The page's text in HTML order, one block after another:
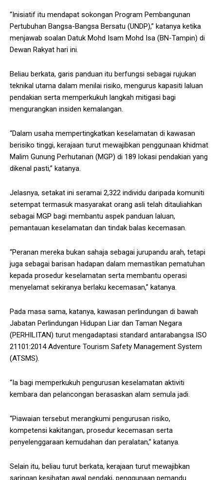
“Inisiatif itu mendapat sokongan Program Pembangunan
Pertubuhan Bangsa-Bangsa Bersatu (UNDP),” katanya ketika
menjawab soalan Datuk Mohd Isam Mohd Isa (BN-Tampin) di
Dewan Rakyat hari ini.
Beliau berkata, garis panduan itu berfungsi sebagai rujukan
teknikal utama dalam menilai risiko, mengurus kapasiti laluan
pendakian serta memperkukuh langkah mitigasi bagi
mengurangkan insiden kemalangan.
“Dalam usaha mempertingkatkan keselamatan di kawasan
berisiko tinggi, kerajaan turut mewajibkan penggunaan khidmat
Malim Gunung Perhutanan (MGP) di 189 lokasi pendakian yang
dikenal pasti,” katanya.
Jelasnya, setakat ini seramai 2,322 individu daripada komuniti
setempat termasuk masyarakat orang asli telah ditauliahkan
sebagai MGP bagi membantu aspek panduan laluan,
pemantauan keselamatan dan tindak balas kecemasan.
“Peranan mereka bukan sahaja sebagai jurupandu arah, tetapi
juga sebagai barisan hadapan dalam memastikan pematuhan
kepada prosedur keselamatan serta membantu operasi
menyelamat sekiranya berlaku kecemasan,” katanya.
Pada masa sama, katanya, kawasan perlindungan di bawah
Jabatan Perlindungan Hidupan Liar dan Taman Negara
(PERHILITAN) turut mengadaptasi standard antarabangsa ISO
21101:2014 Adventure Tourism Safety Management System
(ATSMS).
“Ia bagi memperkukuh pengurusan keselamatan aktiviti
kembara dan pelancongan berasaskan alam semula jadi.
“Piawaian tersebut merangkumi pengurusan risiko,
kompetensi kakitangan, prosedur kecemasan serta
penyelenggaraan kemudahan dan peralatan,” katanya.
Selain itu, beliau turut berkata, kerajaan turut mewajibkan